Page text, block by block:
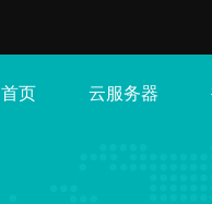
首页 云服务器